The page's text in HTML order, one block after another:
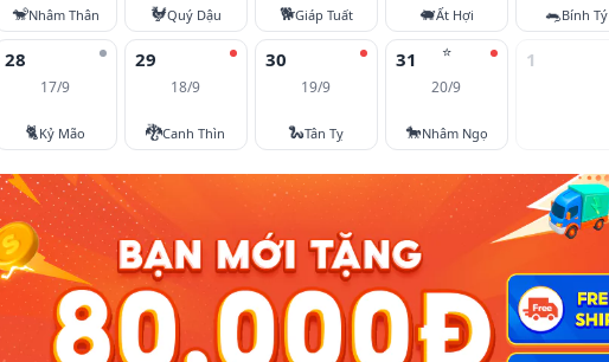
🐒Nhâm Thân 🐓Quý Dậu 🐕Giáp Tuất 🐖Ất Hợi 🐀Bính Tý
28
17/9
🐈Kỷ Mão
29
18/9
🐉Canh Thìn
30
19/9
🐍Tân Tỵ
⭐
31
20/9
🐎Nhâm Ngọ
1